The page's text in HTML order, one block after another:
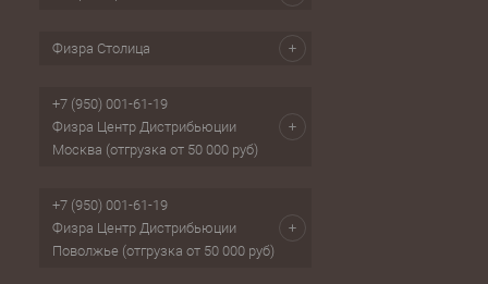
Физра Столица
+7 (950) 001-61-19
Физра Центр Дистрибьюции
Москва (отгрузка от 50 000 руб)
+7 (950) 001-61-19
Физра Центр Дистрибьюции
Поволжье (отгрузка от 50 000 руб)